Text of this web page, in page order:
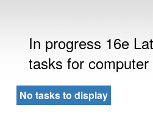
In progress 16e
tasks for computer
No tasks to display